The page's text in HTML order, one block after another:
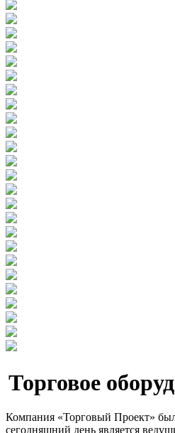
Торговое
Компания «Торговый Проект»
сегодняшний день является